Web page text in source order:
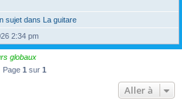
sujet dans La guitare
2:34 pm
globaux
Page 1 sur 1
Aller à